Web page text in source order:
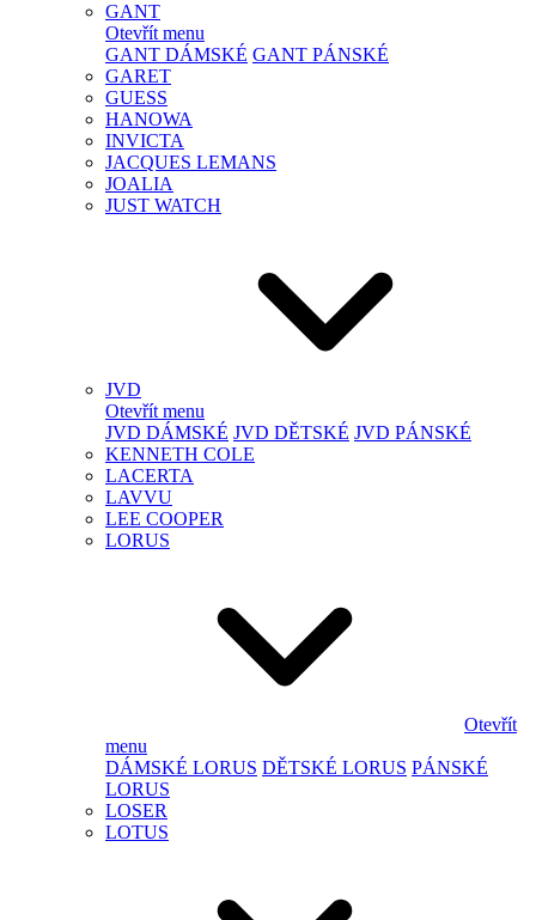
GANT
Otevřít menu
GANT DÁMSKÉ GANT PÁNSKÉ
GARET
GUESS
HANOWA
INVICTA
JACQUES LEMANS
JOALIA
JUST WATCH
JVD
Otevřít menu
JVD DÁMSKÉ JVD DĚTSKÉ JVD PÁNSKÉ
KENNETH COLE
LACERTA
LAVVU
LEE COOPER
LORUS
Otevřít
menu
DÁMSKÉ LORUS DĚTSKÉ LORUS PÁNSKÉ
LORUS
LOSER
LOTUS